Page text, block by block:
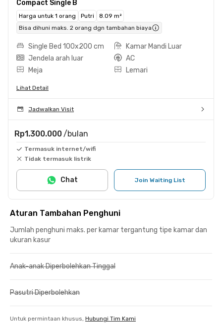
Compact Single B
Harga untuk 1 orang Putri
8.09 m²
Bisa dihuni maks. 2 orang dgn tambahan biaya
Single Bed 100x200 cm
Kamar Mandi Luar
Jendela arah luar
AC
Meja
Lemari
Lihat Detail
Jadwalkan Visit
Rp1.300.000 /bulan
Termasuk internet/wifi
Tidak termasuk listrik
Join Waiting List
Chat
Aturan Tambahan Penghuni
Jumlah penghuni maks. per kamar tergantung tipe kamar dan
ukuran kasur
Anak-anak Diperbolehkan Tinggal
Pasutri Diperbolehkan
Untuk permintaan khusus, Hubungi Tim Kami